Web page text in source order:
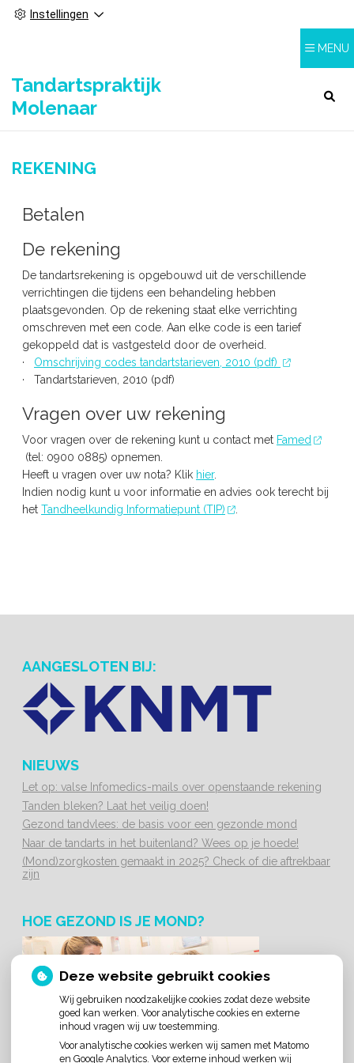
Instellingen
Tandartspraktijk
Molenaar
MENU
REKENING
Betalen
De rekening
De tandartsrekening is opgebouwd uit de verschillende
verrichtingen die tijdens een behandeling hebben
plaatsgevonden. Op de rekening staat elke verrichting
omschreven met een code. Aan elke code is een tarief
gekoppeld dat is vastgesteld door de overheid.
· Omschrijving codes tandartstarieven, 2010 (pdf)
· Tandartstarieven, 2010 (pdf)
Vragen over uw rekening
Voor vragen over de rekening kunt u contact met Famed
(tel: 0900 0885) opnemen.
Heeft u vragen over uw nota? Klik hier.
Indien nodig kunt u voor informatie en advies ook terecht bij
het Tandheelkundig Informatiepunt (TIP) .
AANGESLOTEN BIJ:
NIEUWS
Let op: valse Infomedics-mails over openstaande rekening
Tanden bleken? Laat het veilig doen!
Gezond tandvlees: de basis voor een gezonde mond
Naar de tandarts in het buitenland? Wees op je hoede!
(Mond)zorgkosten gemaakt in 2025? Check of die aftrekbaar
zijn
HOE GEZOND IS JE MOND?
Deze website gebruikt cookies
Wij gebruiken noodzakelijke cookies zodat deze website
goed kan werken. Voor analytische cookies en externe
inhoud vragen wij uw toestemming.
Voor analytische cookies werken wij samen met Matomo
en Google Analytics. Voor externe inhoud werken wij